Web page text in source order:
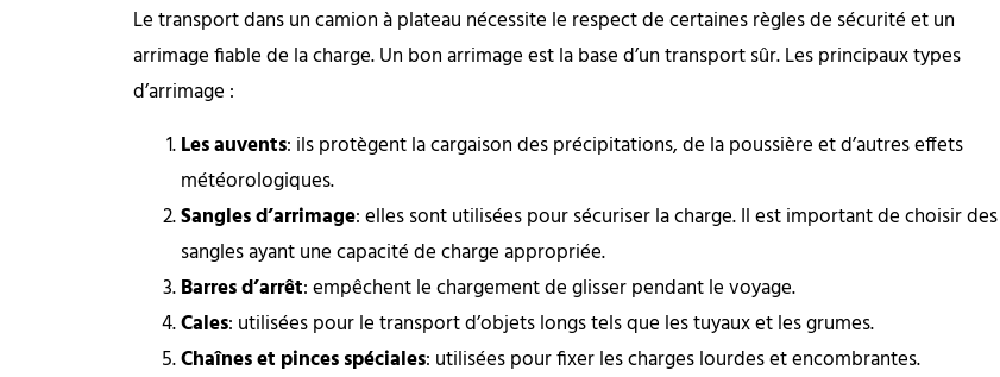
Le transport dans un camion à plateau nécessite le respect de certaines règles de sécurité et un
arrimage fiable de la charge. Un bon arrimage est la base d’un transport sûr. Les principaux types
d’arrimage :
Les auvents: ils protègent la cargaison des précipitations, de la poussière et d’autres effets
météorologiques.
Sangles d’arrimage: elles sont utilisées pour sécuriser la charge. Il est important de choisir des
sangles ayant une capacité de charge appropriée.
Barres d’arrêt: empêchent le chargement de glisser pendant le voyage.
Cales: utilisées pour le transport d’objets longs tels que les tuyaux et les grumes.
Chaînes et pinces spéciales: utilisées pour fixer les charges lourdes et encombrantes.